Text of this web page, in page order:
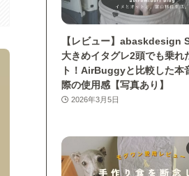
【レビュー】abaskdesign
大きめイタグレ2頭でも乗れ
ト！AirBuggyと比較した本
際の使用感【写真あり】
2026年3月5日